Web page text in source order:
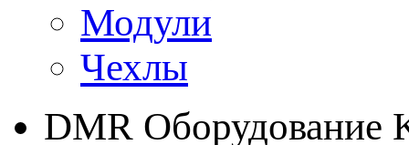
Модули
Чехлы
DMR Оборудование